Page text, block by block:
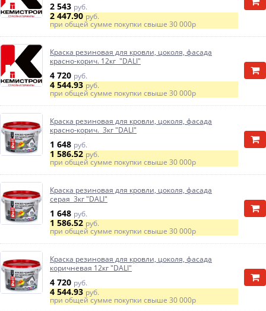
2 543 руб.
2 447.90руб.
при общей сумме покупки свыше 30 000р
Краска резиновая для кровли, цоколя, фасада
красно-корич. 12кг "DALI"
4 720 руб.
4 544.93руб.
при общей сумме покупки свыше 30 000р
Краска резиновая для кровли, цоколя, фасада
красно-корич. 3кг "DALI"
1 648 руб.
1 586.52руб.
при общей сумме покупки свыше 30 000р
Краска резиновая для кровли, цоколя, фасада
серая 3кг "DALI"
1 648 руб.
1 586.52руб.
при общей сумме покупки свыше 30 000р
Краска резиновая для кровли, цоколя, фасада
коричневая 12кг "DALI"
4 720 руб.
4 544.93руб.
при общей сумме покупки свыше 30 000р